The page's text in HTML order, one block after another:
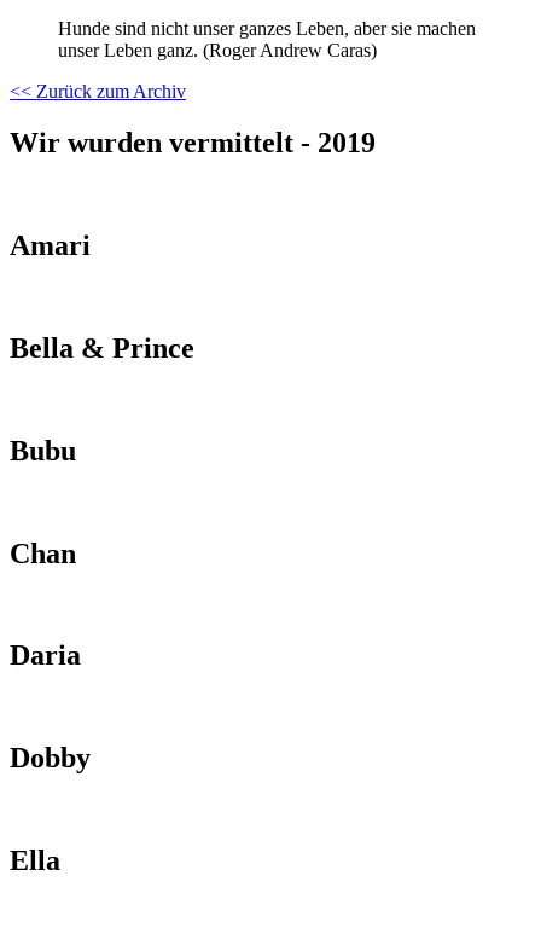
Hunde sind nicht unser ganzes Leben, aber sie machen
unser Leben ganz. (Roger Andrew Caras)
<< Zurück zum Archiv
Wir wurden vermittelt - 2019
Amari
Bella & Prince
Bubu
Chan
Daria
Dobby
Ella